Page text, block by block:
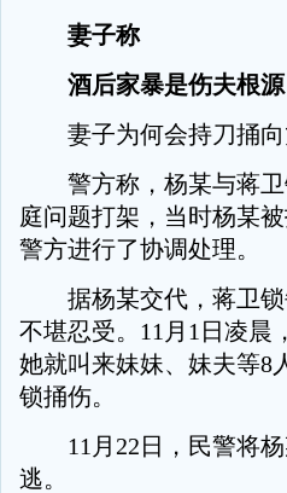
妻子称
酒后家暴是伤夫根源
妻子为何会持刀捅向
警方称，杨某与蒋卫
庭问题打架，当时杨某
警方进行了协调处理。
据杨某交代，蒋卫锁
不堪忍受。11月1日凌晨
她就叫来妹妹、妹夫等8
锁捅伤。
11月22日，民警将杨
逃。